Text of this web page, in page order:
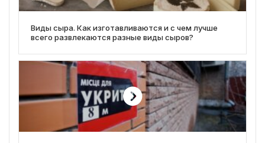
Виды сыра. Как изготавливаются и с чем лучше
всего развлекаются разные виды сыров?